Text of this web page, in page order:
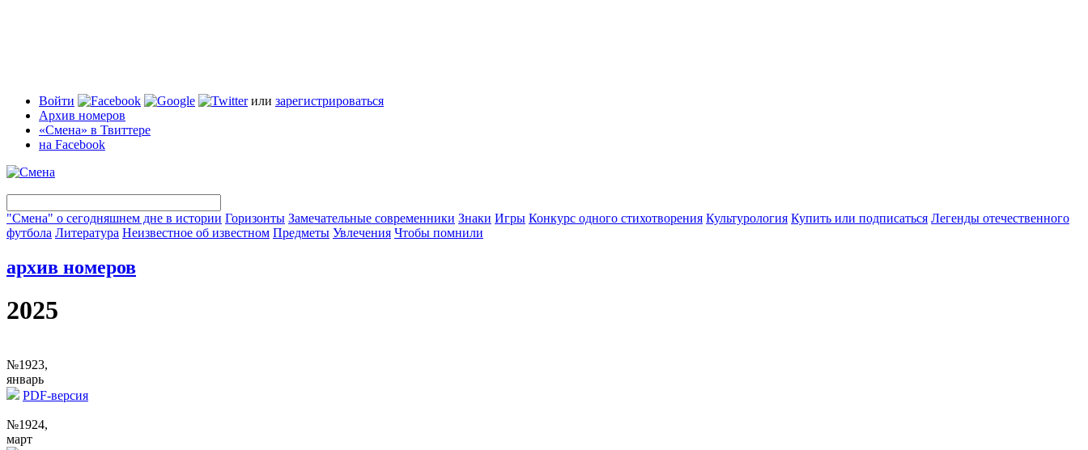
Войти или зарегистрироваться
Архив номеров
«Смена» в Твиттере
на Facebook
"Смена" о сегодняшнем дне в истории Горизонты Замечательные современники Знаки Игры Конкурс одного стихотворения Культурология Купить или подписаться Легенды отечественного
футбола Литература Неизвестное об известном Предметы Увлечения Чтобы помнили
архив номеров
2025
№1923,
январь
PDF-версия
№1924,
март